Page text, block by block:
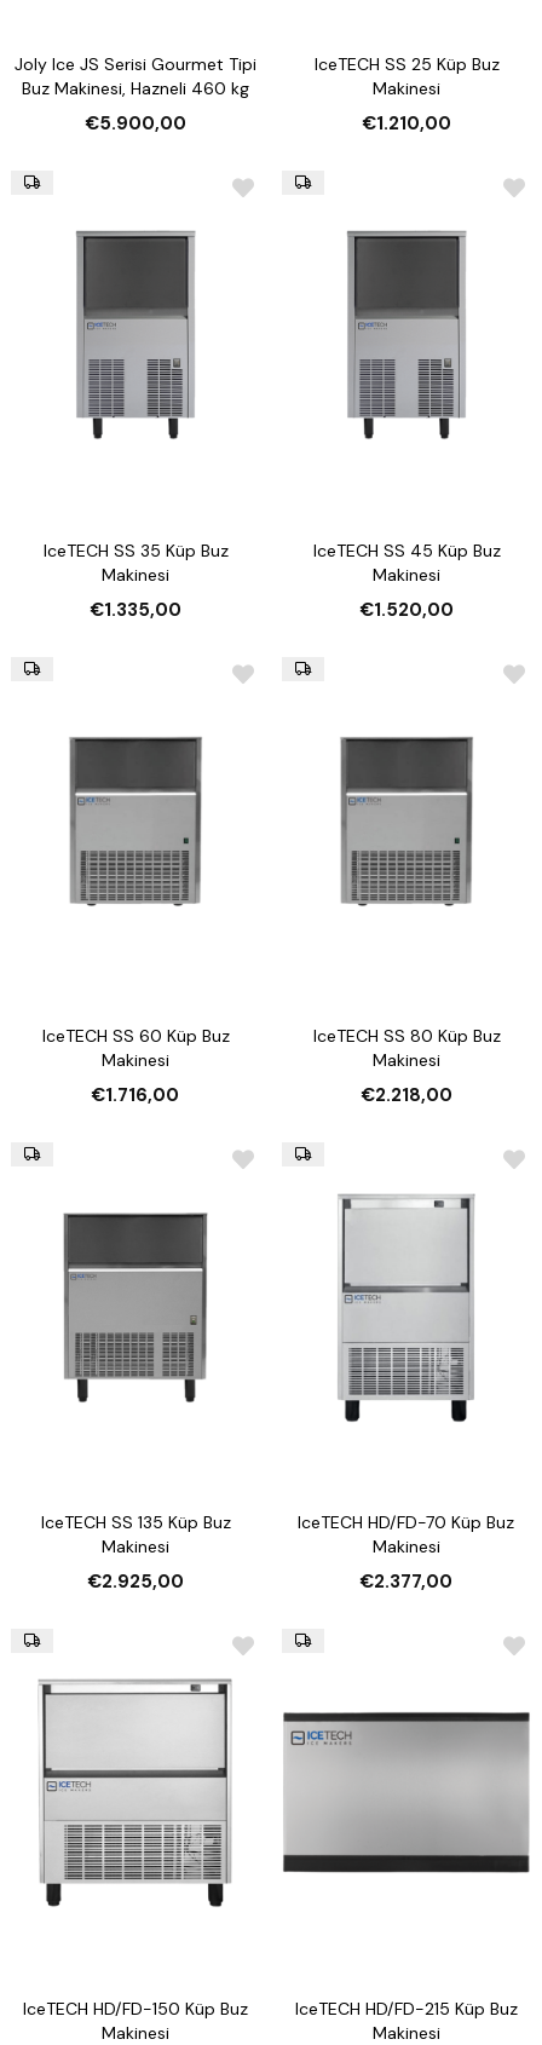
Joly Ice JS Serisi Gourmet Tipi
Buz Makinesi, Hazneli 460 kg
€5.900,00
IceTECH SS 25 Küp Buz
Makinesi
€1.210,00
IceTECH SS 35 Küp Buz
Makinesi
€1.335,00
IceTECH SS 45 Küp Buz
Makinesi
€1.520,00
IceTECH SS 60 Küp Buz
Makinesi
€1.716,00
IceTECH SS 80 Küp Buz
Makinesi
€2.218,00
IceTECH SS 135 Küp Buz
Makinesi
€2.925,00
IceTECH HD/FD-70 Küp Buz
Makinesi
€2.377,00
IceTECH HD/FD-150 Küp Buz
Makinesi
IceTECH HD/FD-215 Küp Buz
Makinesi